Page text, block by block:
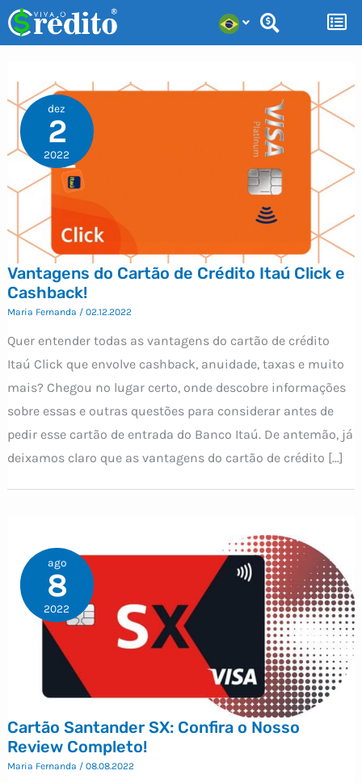
para
conteúdo
dez
2
2022
Vantagens do Cartão de Crédito Itaú Click e
Cashback!
Maria Fernanda / 02.12.2022
Quer entender todas as vantagens do cartão de crédito
Itaú Click que envolve cashback, anuidade, taxas e muito
mais? Chegou no lugar certo, onde descobre informações
sobre essas e outras questões para considerar antes de
pedir esse cartão de entrada do Banco Itaú. De antemão, já
deixamos claro que as vantagens do cartão de crédito […]
ago
8
2022
Cartão Santander SX: Confira o Nosso
Review Completo!
Maria Fernanda / 08.08.2022